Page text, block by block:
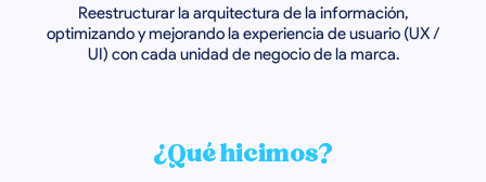
Reestructurar la arquitectura de la información,
optimizando y mejorando la experiencia de usuario (UX /
UI) con cada unidad de negocio de la marca.
¿Qué hicimos?